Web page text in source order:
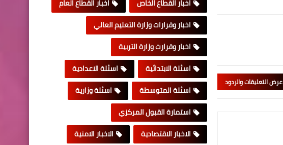
عرض التعليقات والردود
اخبار القطاع الخاص
اخبار القطاع العام
اخبار وقرارات وزارة التعليم العالي
اخبار وقرارت وزارة التربية
اسئلة الابتدائية
اسئلة الاعدادية
اسئلة المتوسطة
اسئلة وزارية
استمارة القبول المركزي
الاخبار الاقتصادية
الاخبار الامنية